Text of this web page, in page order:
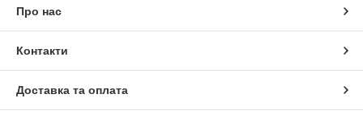
Про нас
Контакти
Доставка та оплата